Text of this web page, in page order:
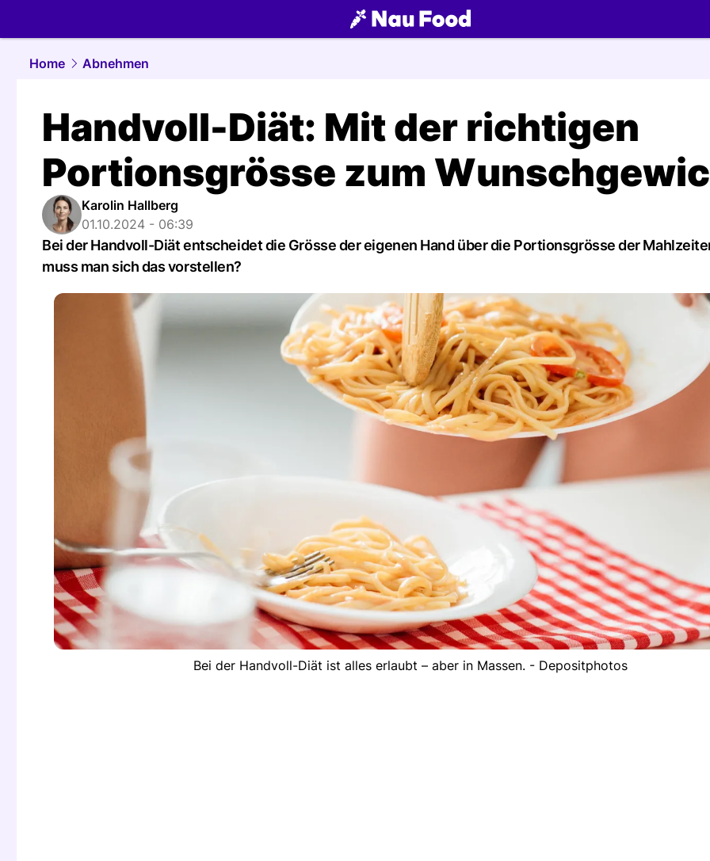
food.NAU.ch
Home
Abnehmen
Handvoll-Diät: Mit der richtigen
Portionsgrösse zum
Karolin Hallberg
01.10.2024 - 06:39
Bei der Handvoll-Diät entscheidet die Grösse der eigenen Hand über die Portionsgrösse der
muss man sich das vorstellen?
Bei der Handvoll-Diät ist alles erlaubt – aber in Massen. - Depositphotos